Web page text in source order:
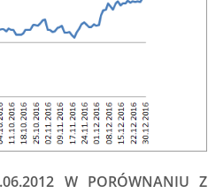
W PORÓWNANIU Z